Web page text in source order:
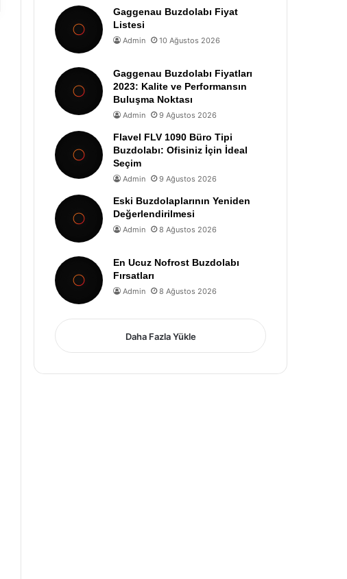
Gaggenau Buzdolabı Fiyat
Listesi
Admin 10 Ağustos 2026
Gaggenau Buzdolabı Fiyatları
2023: Kalite ve Performansın
Buluşma Noktası
Admin 9 Ağustos 2026
Flavel FLV 1090 Büro Tipi
Buzdolabı: Ofisiniz İçin İdeal
Seçim
Admin 9 Ağustos 2026
Eski Buzdolaplarının Yeniden
Değerlendirilmesi
Admin 8 Ağustos 2026
En Ucuz Nofrost Buzdolabı
Fırsatları
Admin 8 Ağustos 2026
Daha Fazla Yükle